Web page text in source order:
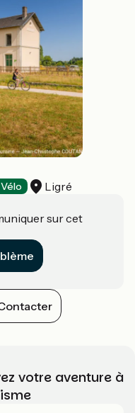
Ligré
sur cet
votre aventure à